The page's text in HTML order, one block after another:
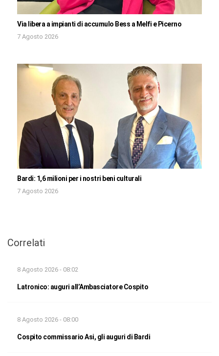
Via libera a impianti di accumulo Bess a Melfi e Picerno
7 Agosto 2026
Bardi: 1,6 milioni per i nostri beni culturali
7 Agosto 2026
Correlati
8 Agosto 2026 - 08:02
Latronico: auguri all’Ambasciatore Cospito
8 Agosto 2026 - 08:00
Cospito commissario Asi, gli auguri di Bardi